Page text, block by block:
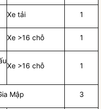
Xe tải 1
Xe >16 chỗ 1
Xe >16 chỗ 1
Mập 3